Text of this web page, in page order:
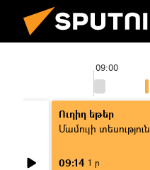
09:00
Ուղիղ եթեր
Մամուլի տեսություն
09:14 1 ր